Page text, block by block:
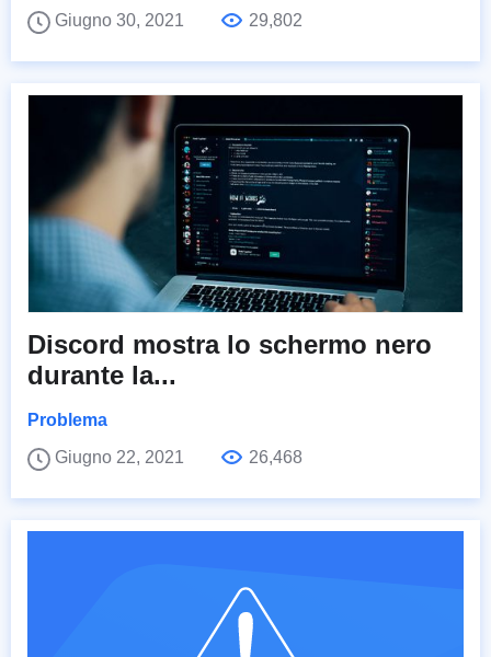
Giugno 30, 2021 29,802
Discord mostra lo schermo nero
durante la...
Problema
Giugno 22, 2021
26,468